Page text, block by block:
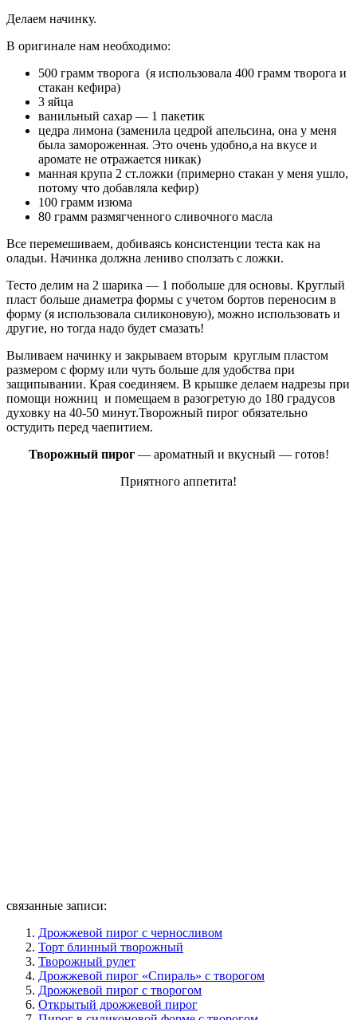
Делаем начинку.
В оригинале нам необходимо:
500 грамм творога (я использовала 400 грамм творога и
стакан кефира)
3 яйца
ванильный сахар — 1 пакетик
цедра лимона (заменила цедрой апельсина, она у меня
была замороженная. Это очень удобно,а на вкусе и
аромате не отражается никак)
манная крупа 2 ст.ложки (примерно стакан у меня ушло,
потому что добавляла кефир)
100 грамм изюма
80 грамм размягченного сливочного масла
Все перемешиваем, добиваясь консистенции теста как на
оладьи. Начинка должна лениво сползать с ложки.
Тесто делим на 2 шарика — 1 побольше для основы. Круглый
пласт больше диаметра формы с учетом бортов переносим в
форму (я использовала силиконовую), можно использовать и
другие, но тогда надо будет смазать!
Выливаем начинку и закрываем вторым круглым пластом
размером с форму или чуть больше для удобства при
защипывании. Края соединяем. В крышке делаем надрезы при
помощи ножниц и помещаем в разогретую до 180 градусов
духовку на 40-50 минут.Творожный пирог обязательно
остудить перед чаепитием.
Творожный пирог — ароматный и вкусный — готов!
Приятного аппетита!
связанные записи:
Дрожжевой пирог с черносливом
Торт блинный творожный
Творожный рулет
Дрожжевой пирог «Спираль» с творогом
Дрожжевой пирог с творогом
Открытый дрожжевой пирог